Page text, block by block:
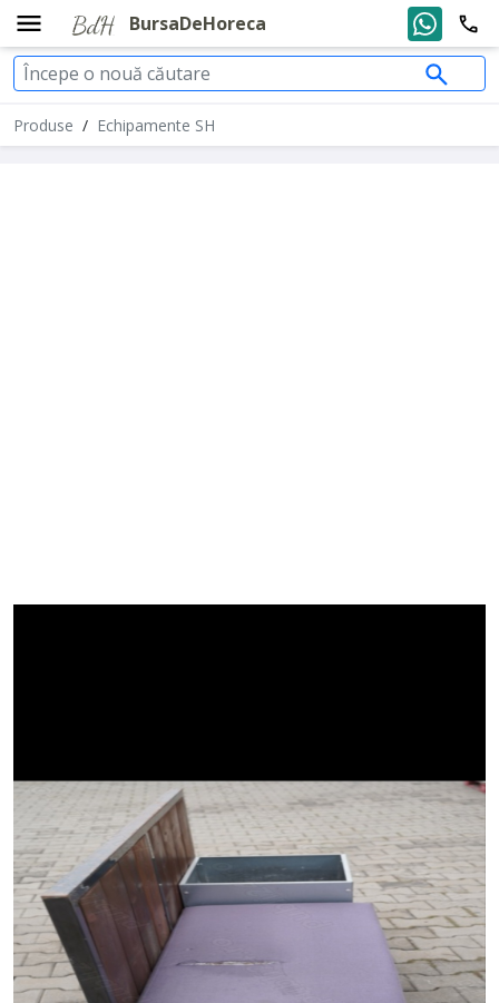
BursaDeHoreca
Produse / Echipamente SH